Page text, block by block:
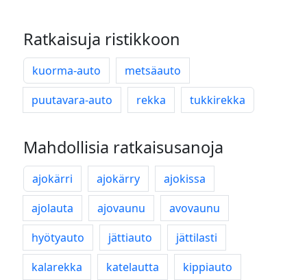
Ratkaisuja ristikkoon
kuorma-auto
metsäauto
puutavara-auto
rekka tukkirekka
Mahdollisia ratkaisusanoja
ajokärri ajokärry
ajokissa
ajolauta
ajovaunu
avovaunu
hyötyauto
jättiauto
jättilasti
kalarekka
katelautta
kippiauto